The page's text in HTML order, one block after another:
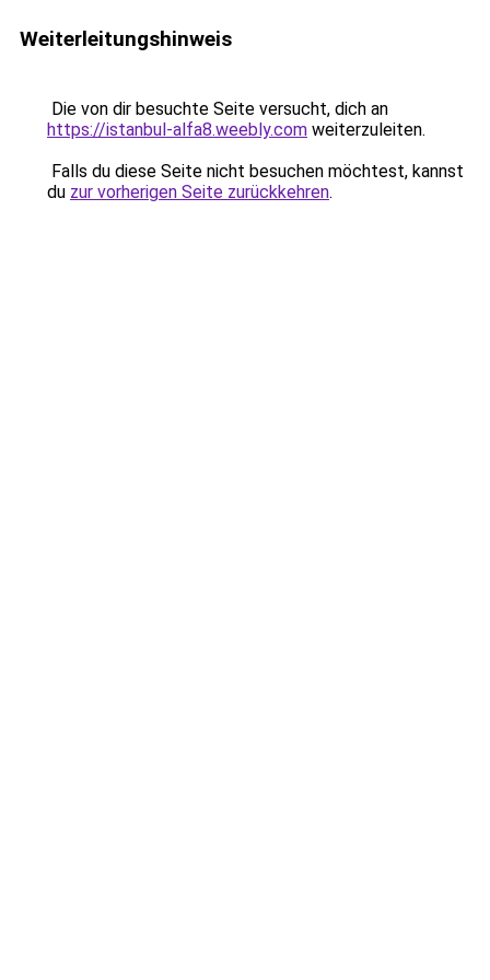
Weiterleitungshinweis
Die von dir besuchte Seite versucht, dich an
https://istanbul-alfa8.weebly.com weiterzuleiten.
Falls du diese Seite nicht besuchen möchtest, kannst
du zur vorherigen Seite zurückkehren.